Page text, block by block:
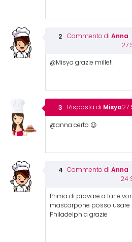
Commento di Anna
27
@Misya grazie mille!!
Risposta di Misya27
@anna certo 😉
Commento di Anna
24
Prima di provare a farle
mascarpone posso
Philadelphia grazie